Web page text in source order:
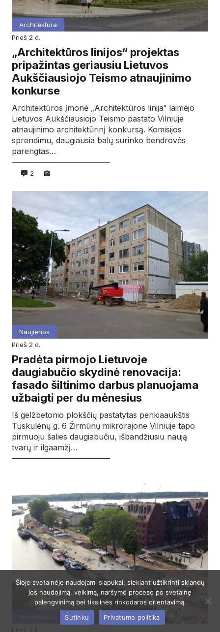
Architektūra
prieš 2 d.
„Architektūros linijos“ projektas
pripažintas geriausiu Lietuvos
Aukščiausiojo Teismo atnaujinimo
konkurse
Architektūros įmonė „Architektūros linija“ laimėjo
Lietuvos Aukščiausiojo Teismo pastato Vilniuje
atnaujinimo architektūrinį konkursą. Komisijos
sprendimu, daugiausia balų surinko bendrovės
parengtas…
2
Naujienos
prieš 2 d.
Pradėta pirmojo Lietuvoje
daugiabučio skydinė renovacija:
fasado šiltinimo darbus planuojama
užbaigti per du mėnesius
Iš gelžbetonio plokščių pastatytas penkiaaukštis
Tuskulėnų g. 6 Žirmūnų mikrorajone Vilniuje tapo
pirmuoju šalies daugiabučiu, išbandžiusiu naują
tvarų ir ilgaamžį…
Šioje svetainėje naudojami slapukai, siekiant užtikrinti sklandų
jos naudojimą, veikimą, naršymo proceso po svetainę
palengvinimą bei tikslinės rinkodaros orientavimą.
Sutinku
Privatumo politika